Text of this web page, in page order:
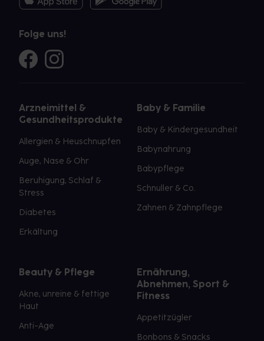
Folge uns!
Arzneimittel &
Gesundheitsprodukte
Allergien & Heuschnupfen
Auge, Nase & Ohr
Beruhigung, Schlaf &
Stress
Diabetes
Erkältung
Baby & Familie
Baby & Kindergesundheit
Babynahrung
Babypflege
Schnuller & Co.
Zahnen & Zahnpflege
Beauty & Pflege
Akne, unreine & fettige
Haut
Anti-Age
Ernährung,
Abnehmen, Sport &
Fitness
Appetitzügler
Bonbons & Snacks